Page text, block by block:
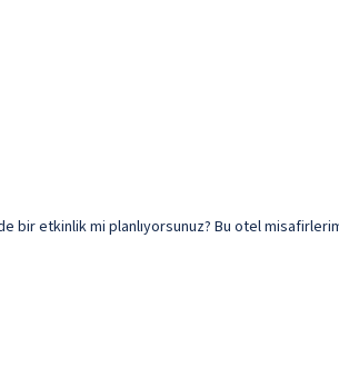
bir etkinlik mi planlıyorsunuz? Bu otel